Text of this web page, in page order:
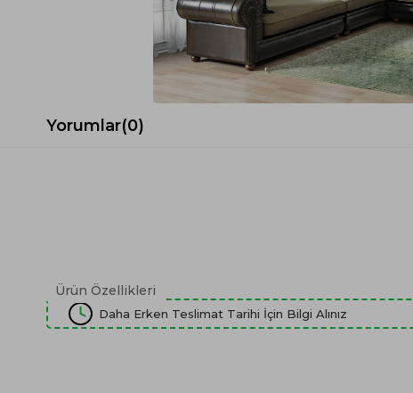
Spor Koltuk Takımı
Krem Koltuk Takımı
Gri Koltuk Takımı
Ev Tekstili
Gri TV Ünitesi
Beyaz TV Ünitesi
Siyah TV Ünitesi
Şömineli TV Ünitesi
Yorumlar(0)
Ürün Özellikleri
Daha Erken Teslimat Tarihi İçin Bilgi Alınız